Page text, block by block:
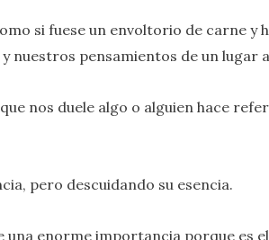
si fuese un envoltorio de carne y
nuestros pensamientos de un lugar
nos duele algo o alguien hace
pero descuidando su esencia.
una enorme importancia porque es el